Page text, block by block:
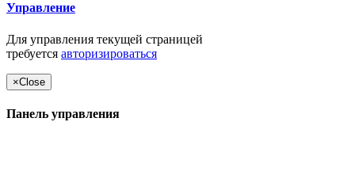
Управление
Для управления текущей страницей
требуется авторизироваться
×Close
Панель управления